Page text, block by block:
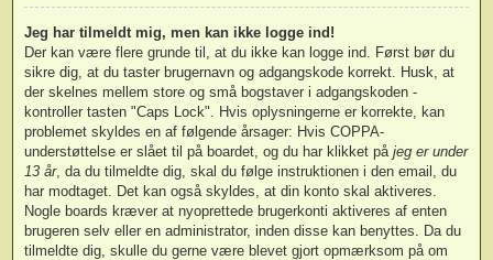
Jeg har tilmeldt mig, men kan ikke logge ind!
Der kan være flere grunde til, at du ikke kan logge ind. Først bør du
sikre dig, at du taster brugernavn og adgangskode korrekt. Husk, at
der skelnes mellem store og små bogstaver i adgangskoden -
kontroller tasten "Caps Lock". Hvis oplysningerne er korrekte, kan
problemet skyldes en af følgende årsager: Hvis COPPA-
understøttelse er slået til på boardet, og du har klikket på jeg er under
13 år, da du tilmeldte dig, skal du følge instruktionen i den email, du
har modtaget. Det kan også skyldes, at din konto skal aktiveres.
Nogle boards kræver at nyoprettede brugerkonti aktiveres af enten
brugeren selv eller en administrator, inden disse kan benyttes. Da du
tilmeldte dig, skulle du gerne være blevet gjort opmærksom på om